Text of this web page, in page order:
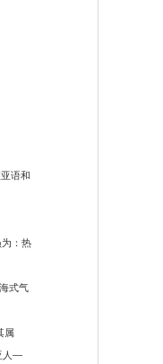
语和
为：热
式气
属
人—